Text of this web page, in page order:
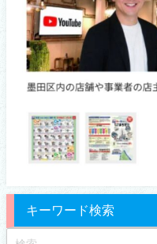
キーワード検索